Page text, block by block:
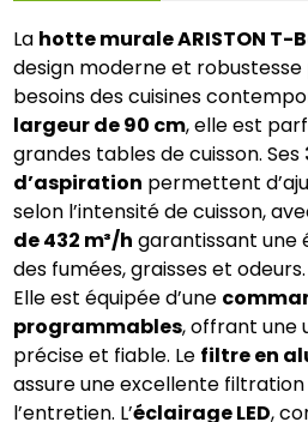
La hotte murale ARISTON T-
design moderne et
besoins des cuisines
largeur de 90 cm, elle est
grandes tables de cuisson. Ses
d’aspiration permettent
selon l’intensité de cuisson,
de 432 m³/h garantissant une
des fumées, graisses et odeurs.
Elle est équipée d’une
programmables, offrant une
précise et fiable. Le filtre en
assure une excellente
l’entretien. L’éclairage LED,